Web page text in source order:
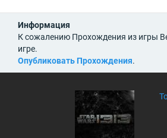
Информация
К сожалению Прохождения из игры
игре.
Опубликовать Прохождения.